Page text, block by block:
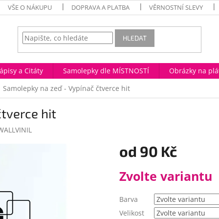
VŠE O NÁKUPU DOPRAVA A PLATBA VĚRNOSTNÍ SLEVY
HLEDAT
a Citáty Samolepky dle MÍSTNOSTÍ Obrázky na
Samolepky na zeď - Vypínač čtverce hit
hit
od 90 Kč
cena:
Zvolte variantu
Barva
Velikost